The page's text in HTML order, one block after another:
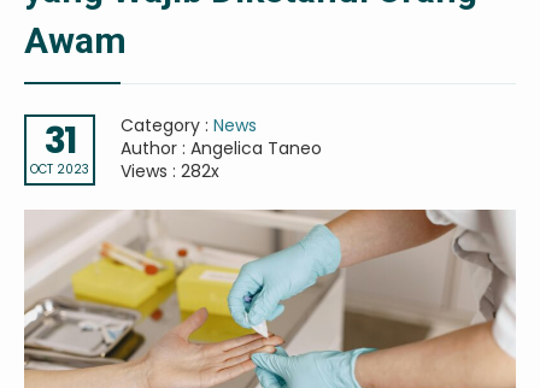
Awam
31
OCT 2023
Category : News
Author : Angelica Taneo
Views : 282x